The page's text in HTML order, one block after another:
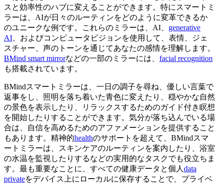
スと効率性のハブに変えることができます。特にスマートミ
ラーは、AIが日々のルーティンをどのように変革できるか
のユニークな例です。これらのミラーは、AI、 generative
AI 、およびコンピュータビジョンを使用して、表情、ジェ
スチャー、声のトーンを通じてあなたの感情を理解します。
BMind smart mirrorなどの一部のミラーには、 facial recognition
も搭載されています。
BMindスマートミラーは、一日の調子を尋ね、優しい言葉で
返事をし、照明を落ち着いた青色に変えたり、穏やかな自然
の景色を表示したり、リラックスするためのガイド付き瞑想
を開始したりすることができます。気分が落ち込んでいる場
合は、自信を高めるためのアファメーションを提供すること
もあります。精神的healthのサポートを超えて、BMindスマ
ートミラーは、スキンケアのルーティンを案内したり、浴室
の水温を監視したりするなどの実用的なタスクでも役立ちま
す。最も重要なことに、すべての健康データと個人 data
privateをデバイス上にローカルに保存することで、プライベ